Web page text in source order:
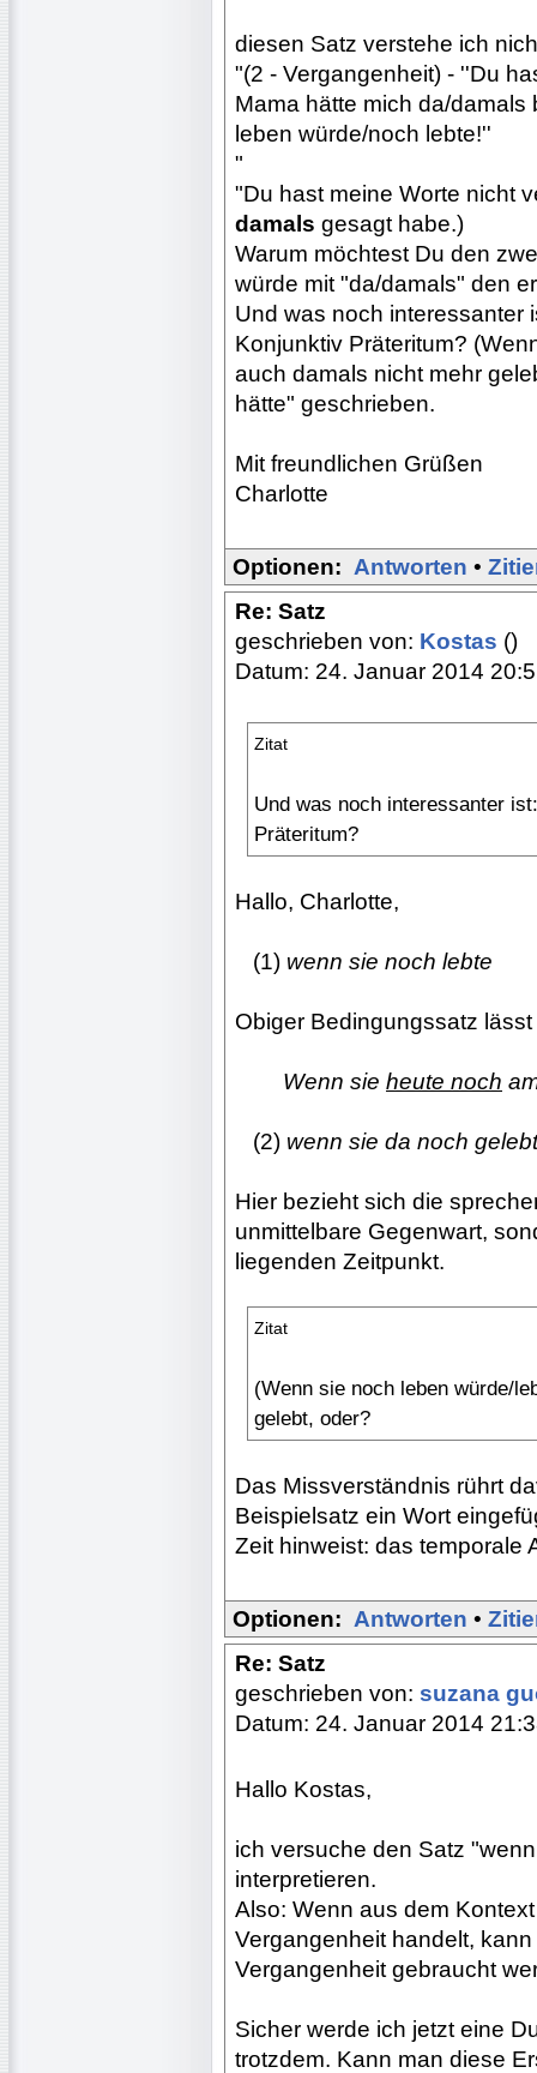
diesen Satz verstehe ich
"(2 - Vergangenheit) - ''Du
Mama hätte mich da/
leben würde/noch lebte!''
"
"Du hast meine Worte nicht
damals gesagt habe.)
Warum möchtest Du den
würde mit "da/damals" den
Und was noch interessanter
Konjunktiv Präteritum?
auch damals nicht mehr
hätte" geschrieben.
Mit freundlichen Grüßen
Charlotte
Optionen: Antworten •
Re: Satz
geschrieben von: Kostas ()
Datum: 24. Januar 2014
Zitat
Und was noch interessanter
Präteritum?
Hallo, Charlotte,
(1) wenn sie noch lebte
Obiger Bedingungssatz
Wenn sie heute noch
(2) wenn sie da noch
Hier bezieht sich die
unmittelbare Gegenwart,
liegenden Zeitpunkt.
Zitat
(Wenn sie noch leben würde/
gelebt, oder?
Das Missverständnis rührt
Beispielsatz ein Wort
Zeit hinweist: das temporale
Optionen: Antworten •
Re: Satz
geschrieben von: suzana
Datum: 24. Januar 2014
Hallo Kostas,
ich versuche den Satz
interpretieren.
Also: Wenn aus dem
Vergangenheit handelt,
Vergangenheit gebraucht
Sicher werde ich jetzt eine
trotzdem. Kann man diese